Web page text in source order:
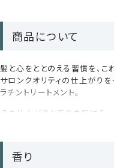
商品について
髪と心をととのえる習慣を、こ
サロンクオリティの仕上がり
ラチントリートメント。
その仕上がりと香りを気に入
無駄なく、気持ちよく、毎日
香り